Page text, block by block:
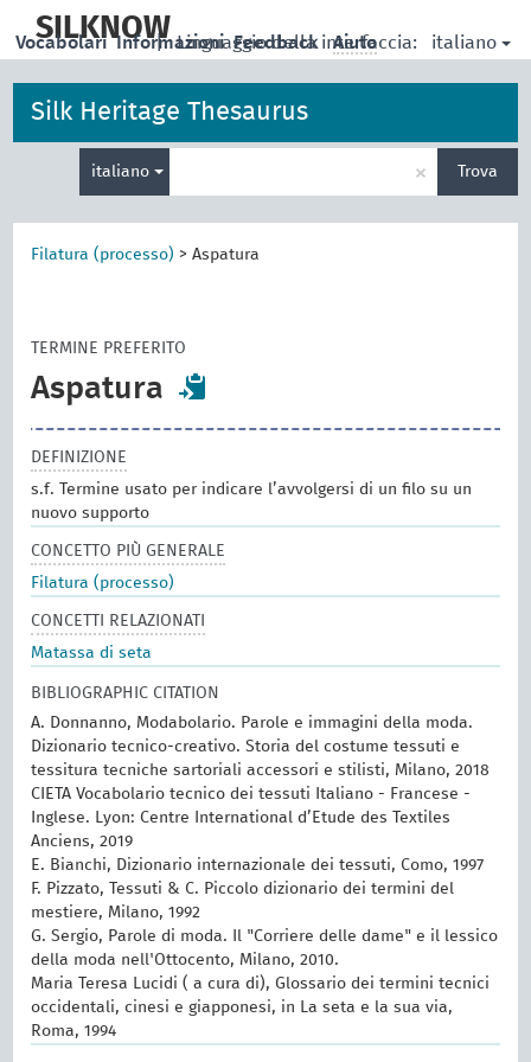
main
SILKNOW
| Linguaggio della interfaccia: italiano
Vocabolari Informazioni Feedback Aiuto
Silk Heritage Thesaurus
italiano
per
la
× Trova
Filatura (processo) >Aspatura
TERMINE PREFERITO
Aspatura
DEFINIZIONE
s.f. Termine usato per indicare l’avvolgersi di un filo su un
nuovo supporto
CONCETTO PIÙ GENERALE
Filatura (processo)
CONCETTI RELAZIONATI
Matassa di seta
BIBLIOGRAPHIC CITATION
A. Donnanno, Modabolario. Parole e immagini della moda.
Dizionario tecnico-creativo. Storia del costume tessuti e
tessitura tecniche sartoriali accessori e stilisti, Milano, 2018
CIETA Vocabolario tecnico dei tessuti Italiano - Francese -
Inglese. Lyon: Centre International d’Etude des Textiles
Anciens, 2019
E. Bianchi, Dizionario internazionale dei tessuti, Como, 1997
F. Pizzato, Tessuti & C. Piccolo dizionario dei termini del
mestiere, Milano, 1992
G. Sergio, Parole di moda. Il "Corriere delle dame" e il lessico
della moda nell'Ottocento, Milano, 2010.
Maria Teresa Lucidi ( a cura di), Glossario dei termini tecnici
occidentali, cinesi e giapponesi, in La seta e la sua via,
Roma, 1994